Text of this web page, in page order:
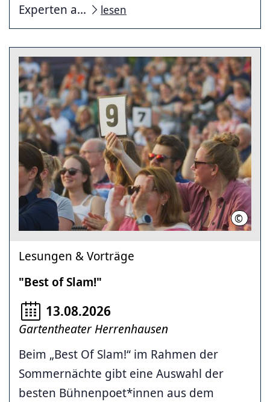
Experten a...
lesen
© Stabil
Lesungen & Vorträge
"Best of Slam!"
13.08.2026
Gartentheater Herrenhausen
Beim „Best Of Slam!“ im Rahmen der
Sommernächte gibt eine Auswahl der
besten Bühnenpoet*innen aus dem